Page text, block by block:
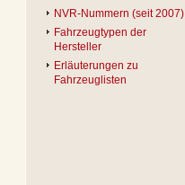
NVR-Nummern (seit 2007)
Fahrzeugtypen der
Hersteller
Erläuterungen zu
Fahrzeuglisten